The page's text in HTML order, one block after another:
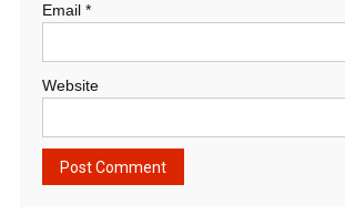
Email *
Website